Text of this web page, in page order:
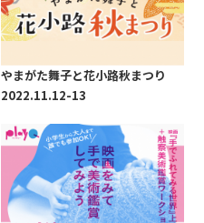
やまがた舞子と花小路秋まつり
2022.11.12-13